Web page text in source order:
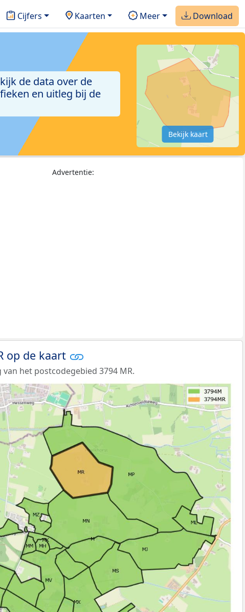
Cijfers Kaarten Meer Download
de data over de
en uitleg bij de
Bekijk kaart
Advertentie:
op de kaart
het postcodegebied 3794 MR.